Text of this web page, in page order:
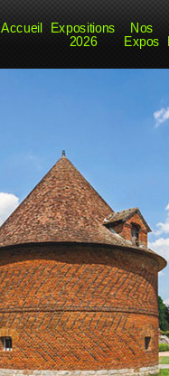
Accueil
Expositions
2026
Nos
Expos